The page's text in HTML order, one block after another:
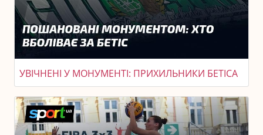
УВІЧНЕНІ У МОНУМЕНТІ: ПРИХИЛЬНИКИ БЕТІСА